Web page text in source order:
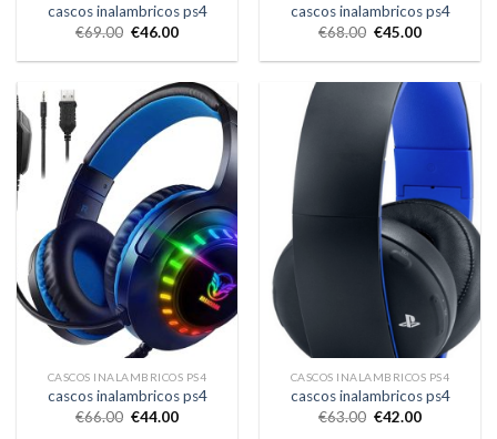
cascos inalambricos ps4
€69.00 €46.00
cascos inalambricos ps4
€68.00 €45.00
CASCOS INALAMBRICOS PS4
cascos inalambricos ps4
€66.00 €44.00
CASCOS INALAMBRICOS PS4
cascos inalambricos ps4
€63.00 €42.00